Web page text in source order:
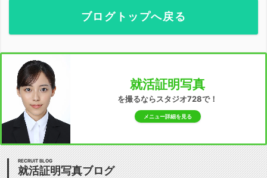
ブログトップへ戻る
就活証明写真
を撮るならスタジオ728で！
メニュー詳細を見る
RECRUIT BLOG
就活証明写真ブログ